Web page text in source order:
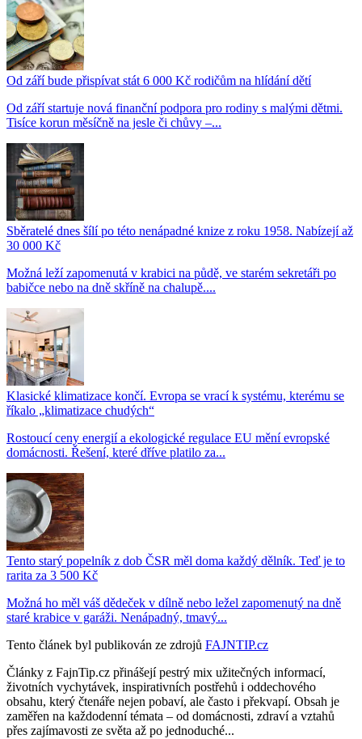
Od září bude přispívat stát 6 000 Kč rodičům na hlídání dětí
Od září startuje nová finanční podpora pro rodiny s malými dětmi.
Tisíce korun měsíčně na jesle či chůvy –...
Sběratelé dnes šílí po této nenápadné knize z roku 1958. Nabízejí až
30 000 Kč
Možná leží zapomenutá v krabici na půdě, ve starém sekretáři po
babičce nebo na dně skříně na chalupě....
Klasické klimatizace končí. Evropa se vrací k systému, kterému se
říkalo „klimatizace chudých“
Rostoucí ceny energií a ekologické regulace EU mění evropské
domácnosti. Řešení, které dříve platilo za...
Tento starý popelník z dob ČSR měl doma každý dělník. Teď je to
rarita za 3 500 Kč
Možná ho měl váš dědeček v dílně nebo ležel zapomenutý na dně
staré krabice v garáži. Nenápadný, tmavý...
Tento článek byl publikován ze zdrojů FAJNTIP.cz
Články z FajnTip.cz přinášejí pestrý mix užitečných informací,
životních vychytávek, inspirativních postřehů i oddechového
obsahu, který čtenáře nejen pobaví, ale často i překvapí. Obsah je
zaměřen na každodenní témata – od domácnosti, zdraví a vztahů
přes zajímavosti ze světa až po jednoduché...